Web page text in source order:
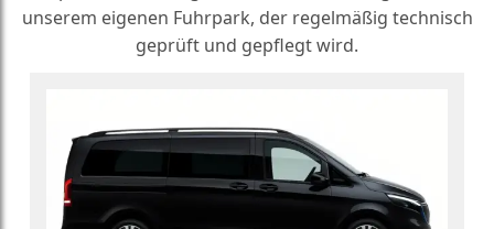
unserem eigenen Fuhrpark, der regelmäßig technisch
geprüft und gepflegt wird.